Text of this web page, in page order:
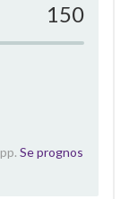
150
Se prognos